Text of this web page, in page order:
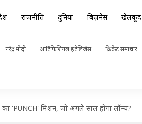
राजनीति दुनिया बिज़नेस खेलकूद
नरेंद्र मोदी आर्टिफिशियल इंटेलिजेंस क्रिकेट समाचार
का 'PUNCH' मिशन, जो अगले साल होगा लॉन्च?